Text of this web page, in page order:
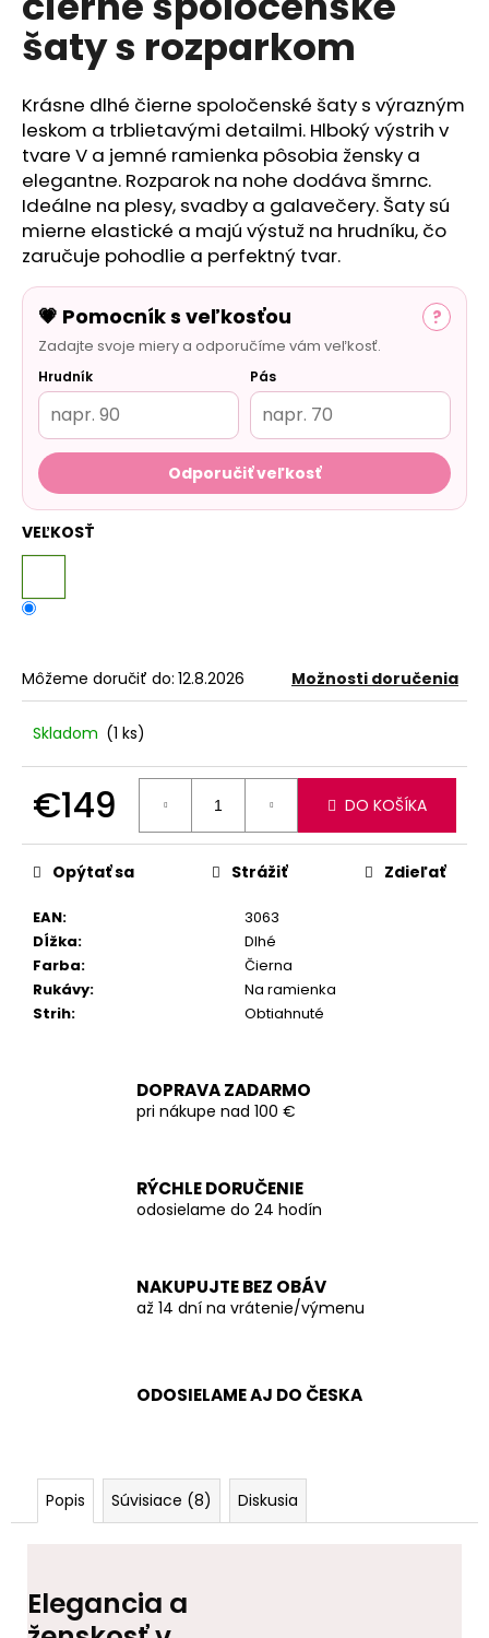
šaty s rozparkom
Krásne dlhé čierne spoločenské šaty s výrazným
leskom a trblietavými detailmi. Hlboký výstrih v
tvare V a jemné ramienka pôsobia žensky a
elegantne. Rozparok na nohe dodáva šmrnc.
Ideálne na plesy, svadby a galavečery. Šaty sú
mierne elastické a majú výstuž na hrudníku, čo
zaručuje pohodlie a perfektný tvar.
💗 Pomocník s veľkosťou ?
Zadajte svoje miery a odporučíme vám veľkosť.
Hrudník Pás
Odporučiť veľkosť
VEĽKOSŤ
Môžeme doručiť do: 12.8.2026 Možnosti doručenia
Skladom (1 ks)
€149 DO KOŠÍKA
EAN:
3063
Dĺžka:
Dlhé
Farba:
Čierna
Rukávy:
Na ramienka
Strih: Obtiahnuté
Opýtať sa Strážiť Zdieľať
DOPRAVA ZADARMO
pri nákupe nad 100 €
RÝCHLE DORUČENIE
odosielame do 24 hodín
NAKUPUJTE BEZ OBÁV
až 14 dní na vrátenie/výmenu
ODOSIELAME AJ DO ČESKA
Popis Súvisiace (8) Diskusia
Elegancia a
a
m